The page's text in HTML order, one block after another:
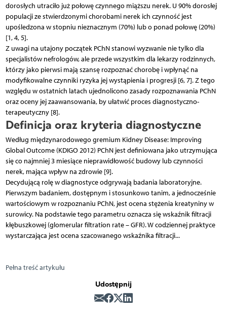
dorosłych utraciło już połowę czynnego miąższu nerek. U 90% dorosłej
populacji ze stwierdzonymi chorobami nerek ich czynność jest
upośledzona w stopniu nieznacznym (70%) lub o ponad połowę (20%)
[1, 4, 5].
Z uwagi na utajony początek PChN stanowi wyzwanie nie tylko dla
specjalistów nefrologów, ale przede wszystkim dla lekarzy rodzinnych,
którzy jako pierwsi mają szansę rozpoznać chorobę i wpłynąć na
modyfikowalne czynniki ryzyka jej wystąpienia i progresji [6, 7]. Z tego
względu w ostatnich latach ujednolicono zasady rozpoznawania PChN
oraz oceny jej zaawansowania, by ułatwić proces diagnostyczno-
terapeutyczny [8].
Definicja oraz kryteria diagnostyczne
Według międzynarodowego gremium Kidney Disease: Improving
Global Outcome (KDIGO 2012) PChN jest definiowana jako utrzymująca
się co najmniej 3 miesiące nieprawidłowość budowy lub czynności
nerek, mająca wpływ na zdrowie [9].
Decydującą rolę w diagnostyce odgrywają badania laboratoryjne.
Pierwszym badaniem, dostępnym i stosunkowo tanim, a jednocześnie
wartościowym w rozpoznaniu PChN, jest ocena stężenia kreatyniny w
surowicy. Na podstawie tego parametru oznacza się wskaźnik filtracji
kłębuszkowej (glomerular filtration rate – GFR). W codziennej praktyce
wystarczająca jest ocena szacowanego wskaźnika filtracji...
Pełna treść artykułu
Udostępnij